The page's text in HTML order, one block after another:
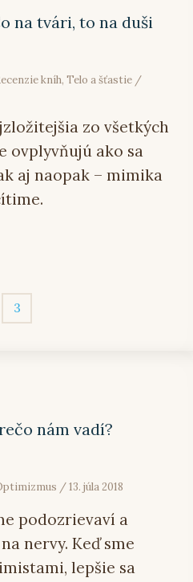
na tvári, to na duši
kníh, Telo a šťastie/
zo všetkých
ovplyvňujú ako sa
aj naopak – mimika
3
nám vadí?
/13. júla 2018
podozrievaví a
nervy. Keď sme
lepšie sa